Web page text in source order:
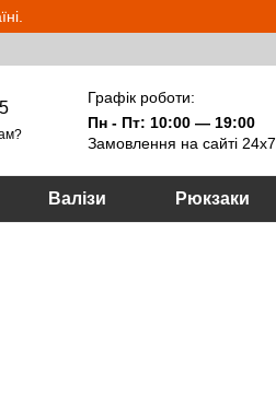
Графік роботи:
Пн - Пт: 10:00 — 19:00
Замовлення на сайті 24х7
Валізи Рюкзаки